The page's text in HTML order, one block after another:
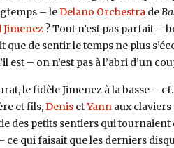
– leDelano Orchestrade
Jimenez? Tout n’est pas parfait –
que de sentir le temps ne plus
est – on n’est pas à l’abri d’un
le fidèle Jimenez à la basse –
et fils,DenisetYannaux claviers
des petits sentiers qui
ce qui faisait que les derniers